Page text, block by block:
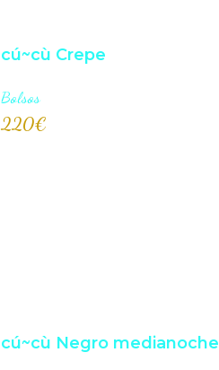
cú~cù Crepe
Bolsos
220€
cú~cù Negro medianoche